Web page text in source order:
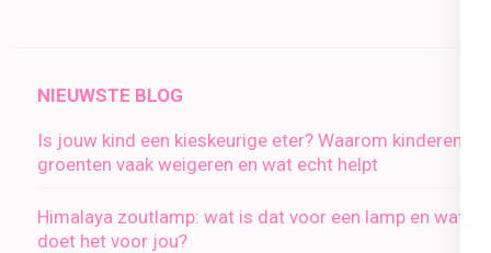
NIEUWSTE BLOG
Is jouw kind een kieskeurige eter? Waarom kinderen
groenten vaak weigeren en wat echt helpt
Himalaya zoutlamp: wat is dat voor een lamp en wat
doet het voor jou?